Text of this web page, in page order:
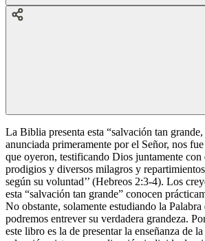
La Biblia presenta esta “salvación tan
anunciada primeramente por el Señor, nos
que oyeron, testificando Dios juntamente con
prodigios y diversos milagros y
según su voluntad’’ (Hebreos 2:3-4). Los
esta “salvación tan grande” conocen
No obstante, solamente estudiando la
podremos entrever su verdadera grandeza.
este libro es la de presentar la enseñanza de